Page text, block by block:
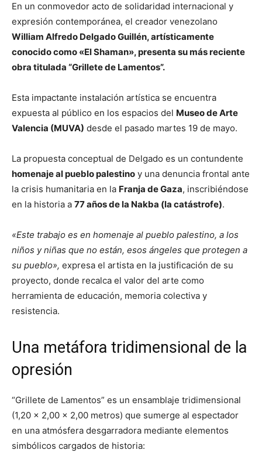
c
e
b
o
o
k
itt
er
at
s
A
p
p
ai
l
m
p
ar
tir
En un conmovedor acto de solidaridad internacional y
expresión contemporánea, el creador venezolano
William Alfredo Delgado Guillén, artísticamente
conocido como «El Shaman», presenta su más reciente
obra titulada “Grillete de Lamentos”.
Esta impactante instalación artística se encuentra
expuesta al público en los espacios del Museo de Arte
Valencia (MUVA) desde el pasado martes 19 de mayo.
La propuesta conceptual de Delgado es un contundente
homenaje al pueblo palestino y una denuncia frontal ante
la crisis humanitaria en la Franja de Gaza, inscribiéndose
en la historia a 77 años de la Nakba (la catástrofe).
«Este trabajo es en homenaje al pueblo palestino, a los
niños y niñas que no están, esos ángeles que protegen a
su pueblo», expresa el artista en la justificación de su
proyecto, donde recalca el valor del arte como
herramienta de educación, memoria colectiva y
resistencia.
Una metáfora tridimensional de la
opresión
“Grillete de Lamentos” es un ensamblaje tridimensional
(1,20 x 2,00 x 2,00 metros) que sumerge al espectador
en una atmósfera desgarradora mediante elementos
simbólicos cargados de historia: